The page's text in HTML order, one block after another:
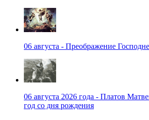
06 августа - Преображение Господне
06 августа 2026 года - Платов
год со дня рождения